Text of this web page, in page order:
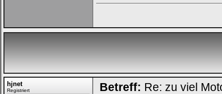
hjnet
Registriert Betreff: Re: zu viel